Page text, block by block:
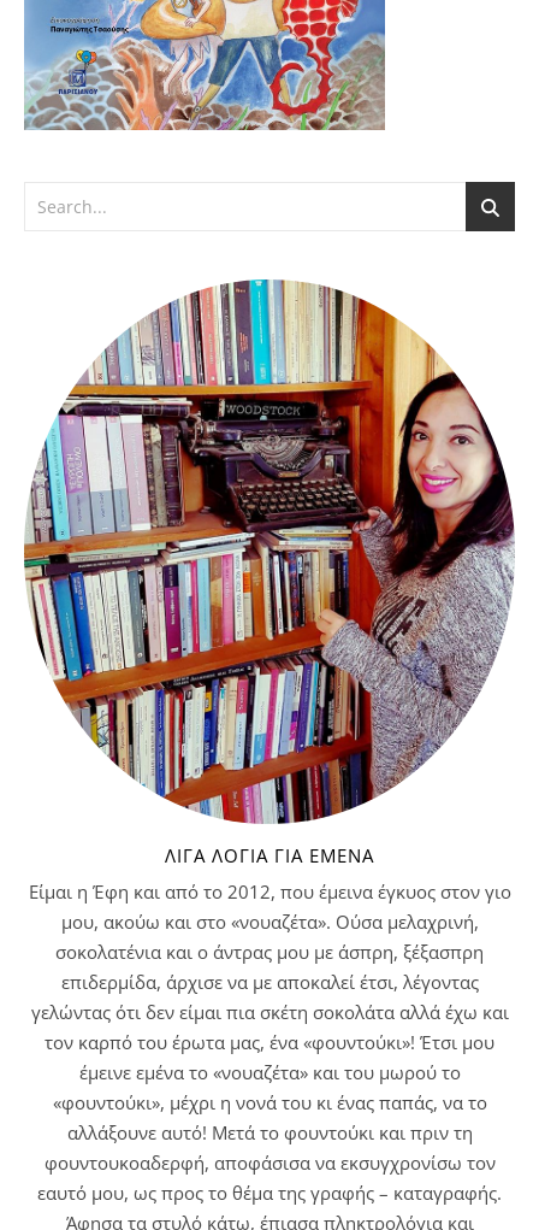
ΛΊΓΑ ΛΌΓΙΑ ΓΙΑ ΕΜΈΝΑ
Είμαι η Έφη και από το 2012, που έμεινα έγκυος στον γιο
μου, ακούω και στο «νουαζέτα». Ούσα μελαχρινή,
σοκολατένια και ο άντρας μου με άσπρη, ξέξασπρη
επιδερμίδα, άρχισε να με αποκαλεί έτσι, λέγοντας
γελώντας ότι δεν είμαι πια σκέτη σοκολάτα αλλά έχω και
τον καρπό του έρωτα μας, ένα «φουντούκι»! Έτσι μου
έμεινε εμένα το «νουαζέτα» και του μωρού το
«φουντούκι», μέχρι η νονά του κι ένας παπάς, να το
αλλάξουνε αυτό! Μετά το φουντούκι και πριν τη
φουντουκοαδερφή, αποφάσισα να εκσυγχρονίσω τον
εαυτό μου, ως προς το θέμα της γραφής – καταγραφής.
Άφησα τα στυλό κάτω, έπιασα πληκτρολόγια και